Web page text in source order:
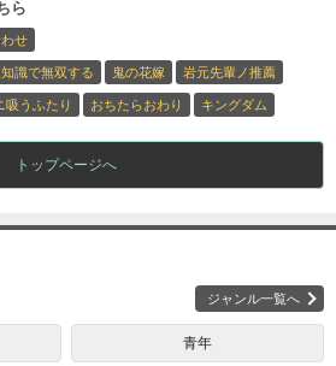
ら
せ
識で無双する 鬼の花嫁 岩元先輩ノ推薦
吸うふたり おちたらおわり キングダム
トップページへ
ジャンル一覧へ
青年